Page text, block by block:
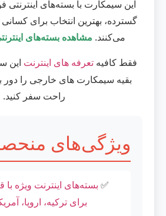
این سیمکارت با بسته‌های
گسترده، بهترین انتخاب برای
می‌کنند. مشاهده بسته‌های
فقط کافیهتعرفه های اینترنت این
بقیه سیمکارت های خارجی را دور
راحت سفر کنید.
ویژگی‌های
✅ بسته‌های اینترنت ویژه با
برای ترکیه، اروپا،